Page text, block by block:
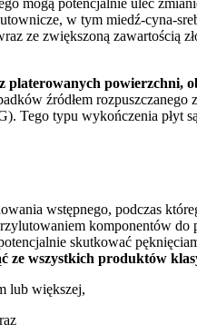
mogą potencjalnie ulec
w tym miedź-cyna-
ze zwiększoną zawartością
powierzchni,
źródłem rozpuszczanego
typu wykończenia płyt
wstępnego, podczas
komponentów
skutkować
ze wszystkich produktów
lub większej,